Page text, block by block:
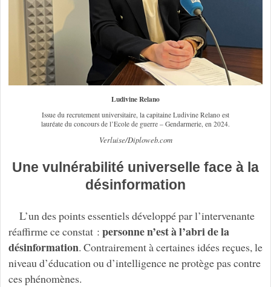
Ludivine Relano
Issue du recrutement universitaire, la capitaine Ludivine Relano est
lauréate du concours de l’Ecole de guerre – Gendarmerie, en 2024.
Verluise/Diploweb.com
Une vulnérabilité universelle face à la
désinformation
L’un des points essentiels développé par l’intervenante
réaffirme ce constat : personne n’est à l’abri de la
désinformation. Contrairement à certaines idées reçues, le
niveau d’éducation ou d’intelligence ne protège pas contre
ces phénomènes.